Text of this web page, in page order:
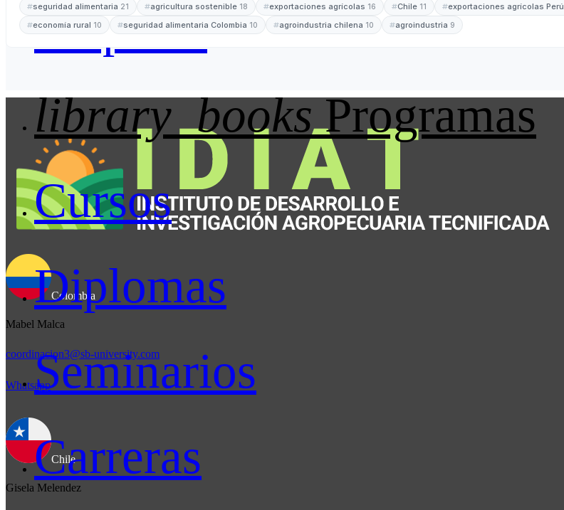
Empleos
library_books Programas
Cursos
Diplomas
Seminarios
Carreras
seguridad alimentaria 21 agricultura sostenible 18 exportaciones agrícolas 16 Chile 11 exportaciones agrícolas Perú
economía rural 10 seguridad alimentaria Colombia 10 agroindustria chilena 10 agroindustria 9
Colombia
Mabel Malca
coordinacion3@sb-university.com
Whatsapp
Chile
Gisela Melendez